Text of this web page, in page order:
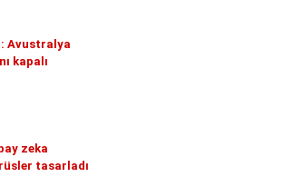
Avustralya
kapalı
zeka
tasarladı